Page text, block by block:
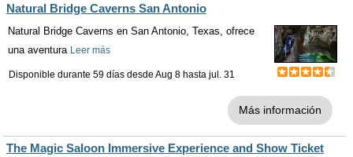
Natural Bridge Caverns San Antonio
Natural Bridge Caverns en San Antonio, Texas, ofrece
una aventura Leer más
Disponible durante 59 días desde Aug 8 hasta jul. 31
Más información
The Magic Saloon Immersive Experience and Show Ticket